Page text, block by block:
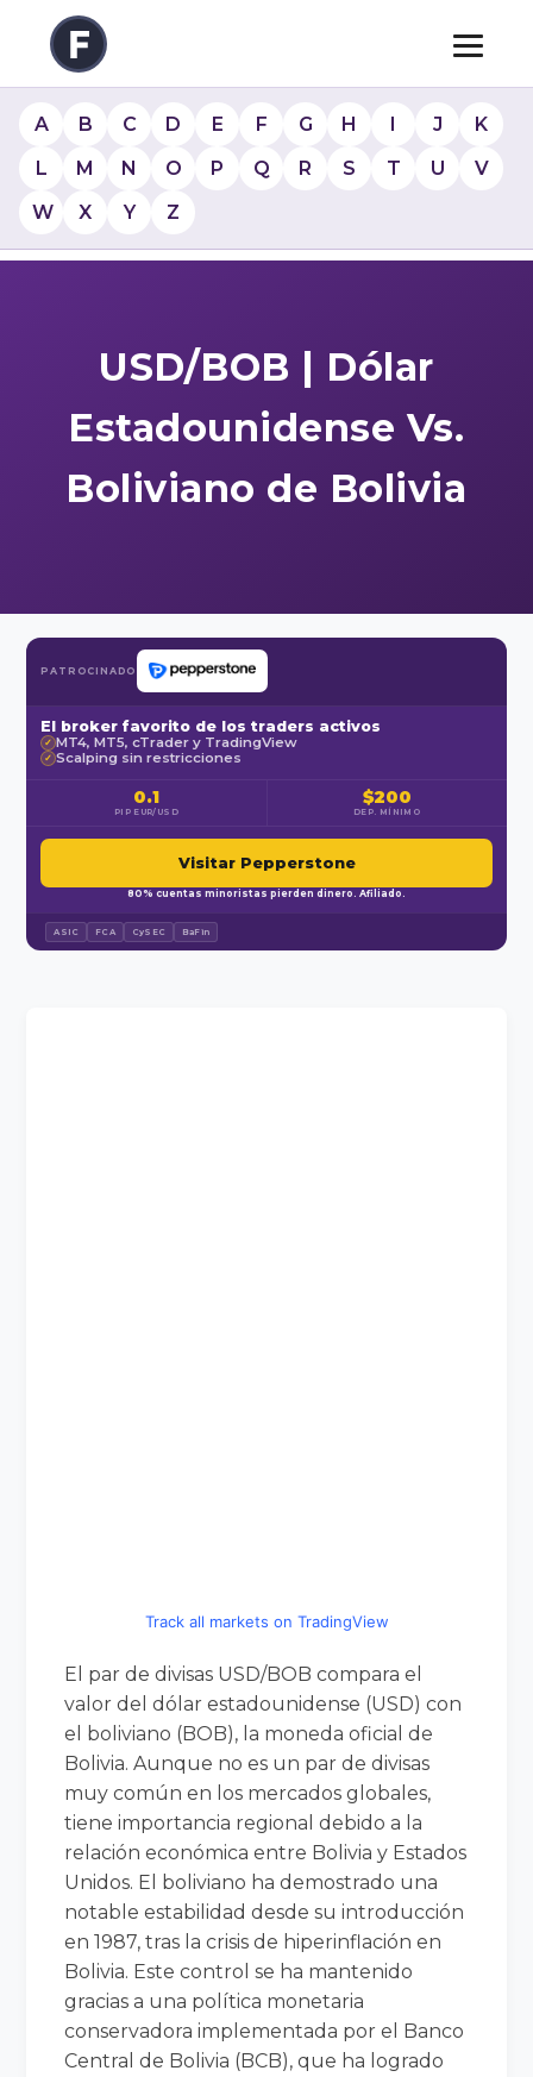
A B C D E F G H I J
K
L
M N O P Q R S T U
V
W
X Y Z
USD/BOB | Dólar
Estadounidense Vs.
Boliviano de Bolivia
PATROCINADO
El broker favorito de los traders activos
✓ MT4, MT5, cTrader y TradingView
✓ Scalping sin restricciones
0.1
PIP EUR/USD
$200
DEP. MÍNIMO
Visitar Pepperstone
80% cuentas minoristas pierden dinero. Afiliado.
ASIC FCA CySEC BaFin
Track all markets on TradingView
El par de divisas USD/BOB compara el
valor del dólar estadounidense (USD) con
el boliviano (BOB), la moneda oficial de
Bolivia. Aunque no es un par de divisas
muy común en los mercados globales,
tiene importancia regional debido a la
relación económica entre Bolivia y Estados
Unidos. El boliviano ha demostrado una
notable estabilidad desde su introducción
en 1987, tras la crisis de hiperinflación en
Bolivia. Este control se ha mantenido
gracias a una política monetaria
conservadora implementada por el Banco
Central de Bolivia (BCB), que ha logrado